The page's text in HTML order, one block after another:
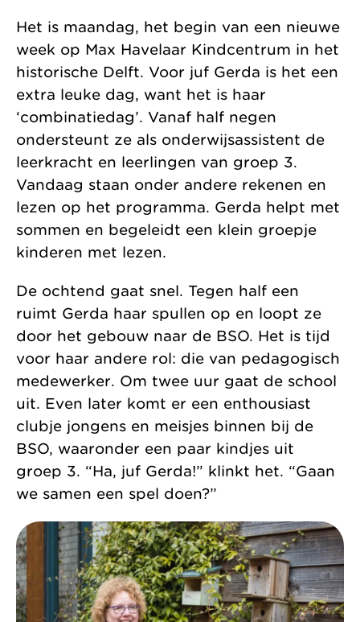
Het is maandag, het begin van een nieuwe
week op Max Havelaar Kindcentrum in het
historische Delft. Voor juf Gerda is het een
extra leuke dag, want het is haar
‘combinatiedag’. Vanaf half negen
ondersteunt ze als onderwijsassistent de
leerkracht en leerlingen van groep 3.
Vandaag staan onder andere rekenen en
lezen op het programma. Gerda helpt met
sommen en begeleidt een klein groepje
kinderen met lezen.
De ochtend gaat snel. Tegen half een
ruimt Gerda haar spullen op en loopt ze
door het gebouw naar de BSO. Het is tijd
voor haar andere rol: die van pedagogisch
medewerker. Om twee uur gaat de school
uit. Even later komt er een enthousiast
clubje jongens en meisjes binnen bij de
BSO, waaronder een paar kindjes uit
groep 3. “Ha, juf Gerda!” klinkt het. “Gaan
we samen een spel doen?”